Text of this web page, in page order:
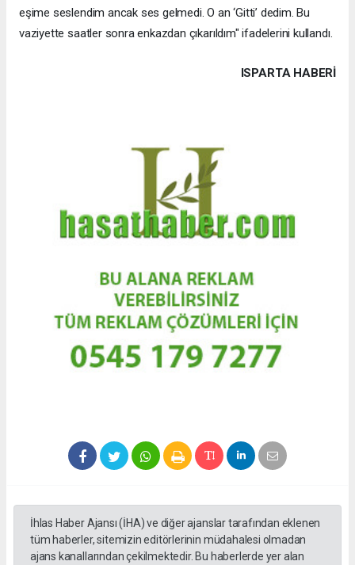
eşime seslendim ancak ses gelmedi. O an ‘Gitti’ dedim. Bu
vaziyette saatler sonra enkazdan çıkarıldım" ifadelerini kullandı.
ISPARTA HABERİ
İhlas Haber Ajansı (İHA) ve diğer ajanslar tarafından eklenen
tüm haberler, sitemizin editörlerinin müdahalesi olmadan
ajans kanallarından çekilmektedir. Bu haberlerde yer alan